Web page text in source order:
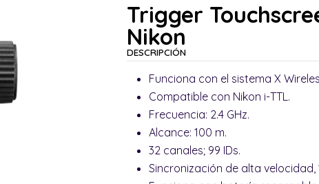
Trigger
Nikon
DESCRIPCIÓN
Funciona con el sistema X
Compatible con Nikon i-TTL.
Frecuencia: 2.4 GHz.
Alcance: 100 m.
32 canales; 99 IDs.
Sincronización de alta velocidad,